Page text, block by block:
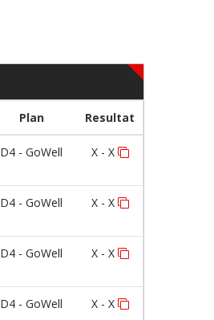
Plan Resultat
D4 - GoWell X - X
D4 - GoWell X - X
D4 - GoWell X - X
D4 - GoWell X - X